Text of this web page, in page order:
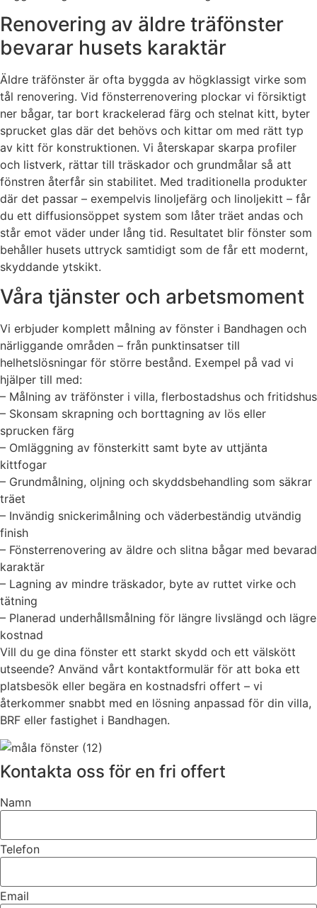
Renovering av äldre träfönster
bevarar husets karaktär
Äldre träfönster är ofta byggda av högklassigt virke som
tål renovering. Vid fönsterrenovering plockar vi försiktigt
ner bågar, tar bort krackelerad färg och stelnat kitt, byter
sprucket glas där det behövs och kittar om med rätt typ
av kitt för konstruktionen. Vi återskapar skarpa profiler
och listverk, rättar till träskador och grundmålar så att
fönstren återfår sin stabilitet. Med traditionella produkter
där det passar – exempelvis linoljefärg och linoljekitt – får
du ett diffusionsöppet system som låter träet andas och
står emot väder under lång tid. Resultatet blir fönster som
behåller husets uttryck samtidigt som de får ett modernt,
skyddande ytskikt.
Våra tjänster och arbetsmoment
Vi erbjuder komplett målning av fönster i Bandhagen och
närliggande områden – från punktinsatser till
helhetslösningar för större bestånd. Exempel på vad vi
hjälper till med:
– Målning av träfönster i villa, flerbostadshus och fritidshus
– Skonsam skrapning och borttagning av lös eller
sprucken färg
– Omläggning av fönsterkitt samt byte av uttjänta
kittfogar
– Grundmålning, oljning och skyddsbehandling som säkrar
träet
– Invändig snickerimålning och väderbeständig utvändig
finish
– Fönsterrenovering av äldre och slitna bågar med bevarad
karaktär
– Lagning av mindre träskador, byte av ruttet virke och
tätning
– Planerad underhållsmålning för längre livslängd och lägre
kostnad
Vill du ge dina fönster ett starkt skydd och ett välskött
utseende? Använd vårt kontaktformulär för att boka ett
platsbesök eller begära en kostnadsfri offert – vi
återkommer snabbt med en lösning anpassad för din villa,
BRF eller fastighet i Bandhagen.
Kontakta oss för en fri offert
Namn
Telefon
Email